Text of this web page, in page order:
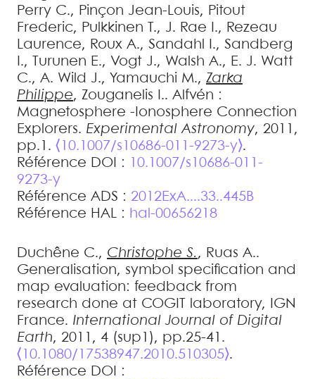
Perry C., Pinçon Jean-Louis, Pitout
Frederic, Pulkkinen T., J. Rae I., Rezeau
Laurence, Roux A., Sandahl I., Sandberg
I., Turunen E., Vogt J., Walsh A., E. J. Watt
C., A. Wild J., Yamauchi M., Zarka
Philippe, Zouganelis I.. Alfvén :
Magnetosphere -Ionosphere Connection
Explorers. Experimental Astronomy, 2011,
pp.1. ⟨10.1007/s10686-011-9273-y⟩.
Référence DOI :
10.1007/s10686-011-
9273-y
Référence ADS : 2012ExA....33..445B
Référence HAL : hal-00656218
Duchêne C., Christophe S., Ruas A..
Generalisation, symbol specification and
map evaluation: feedback from
research done at COGIT laboratory, IGN
France. International Journal of Digital
Earth, 2011, 4 (sup1), pp.25-41.
⟨10.1080/17538947.2010.510305⟩.
Référence DOI :